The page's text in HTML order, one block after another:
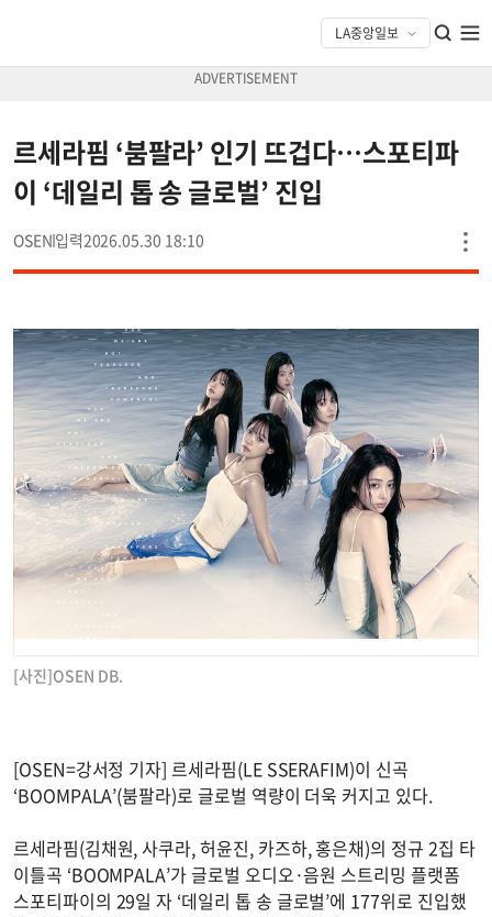
르세라핌 ‘붐팔라’ 인기 뜨겁다…스포티파
이 ‘데일리 톱 송 글로벌’ 진입
OSEN 2026.05.30 18:10
[사진]OSEN DB.
[OSEN=강서정 기자] 르세라핌(LE SSERAFIM)이 신곡
‘BOOMPALA’(붐팔라)로 글로벌 역량이 더욱 커지고 있다.
르세라핌(김채원, 사쿠라, 허윤진, 카즈하, 홍은채)의 정규 2집 타
이틀곡 ‘BOOMPALA’가 글로벌 오디오·음원 스트리밍 플랫폼
스포티파이의 29일 자 ‘데일리 톱 송 글로벌’에 177위로 진입했